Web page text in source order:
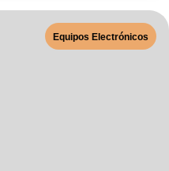
Equipos Electrónicos